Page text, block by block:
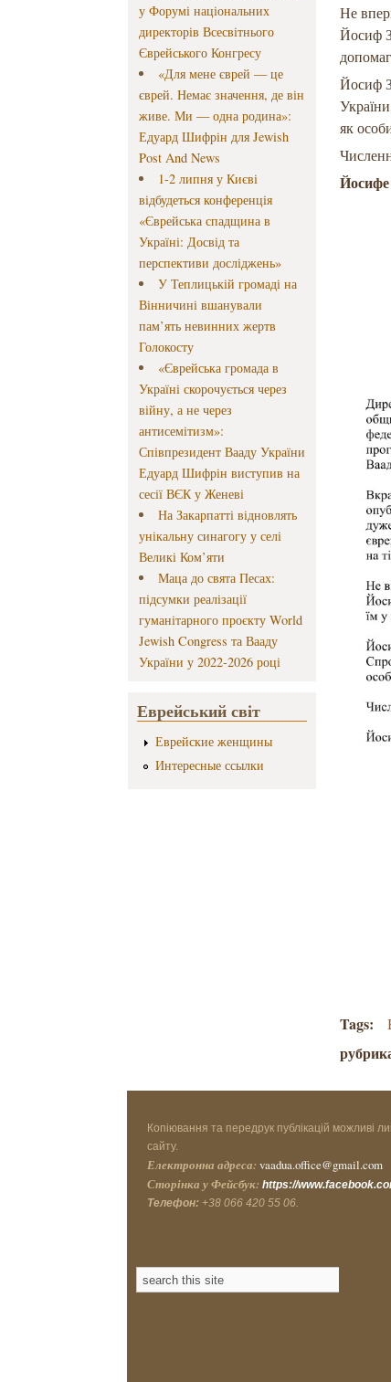
у Форумі національних
директорів Всесвітнього
Єврейського Конгресу
«Для мене єврей — це
єврей. Немає значення, де він
живе. Ми — одна родина»:
Едуард Шифрін для Jewish
Post And News
1-2 липня у Києві
відбудеться конференція
«Єврейська спадщина в
Україні: Досвід та
перспективи досліджень»
У Теплицькій громаді на
Вінничині вшанували
пам’ять невинних жертв
Голокосту
«Єврейська громада в
Україні скорочується через
війну, а не через
антисемітизм»:
Співпрезидент Вааду України
Едуард Шифрін виступив на
сесії ВЄК у Женеві
На Закарпатті відновлять
унікальну синагогу у селі
Великі Ком’яти
Маца до свята Песах:
підсумки реалізації
гуманітарного проєкту World
Jewish Congress та Вааду
України у 2022-2026 році
Еврейський світ
Еврейские женщины
Интересные ссылки
Не
Йосиф
Йосиф
як
Tags:
Копіювання та передрук публікацій можливі
сайту.
Електронна адреса: vaadua.office@gmail.com
Сторінка у Фейсбук: https://
Телефон: +38 066 420 55 06.